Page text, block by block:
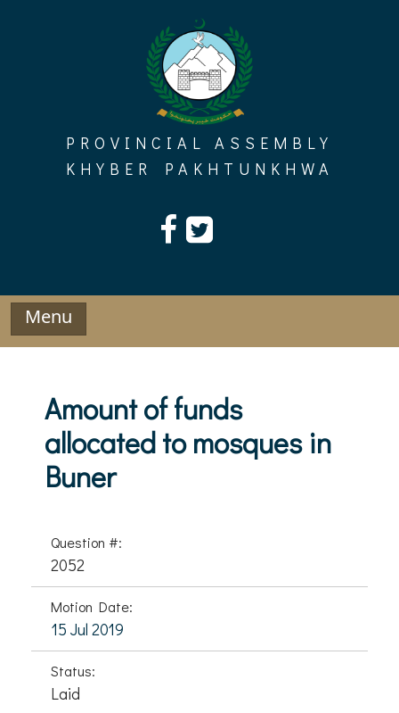
PROVINCIAL ASSEMBLY
KHYBER PAKHTUNKHWA
Menu
Amount of funds
allocated to mosques in
Buner
Question #:
2052
Motion Date:
15 Jul 2019
Status:
Laid